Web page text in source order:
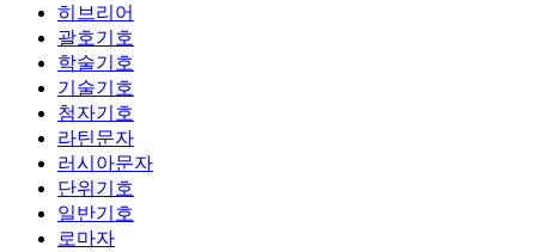
히브리어
괄호기호
학술기호
기술기호
첨자기호
라틴문자
러시아문자
단위기호
일반기호
로마자